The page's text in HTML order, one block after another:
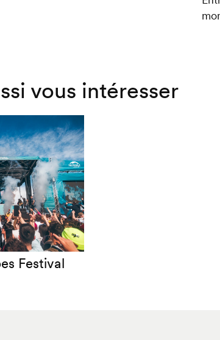
vous intéresser
Festival